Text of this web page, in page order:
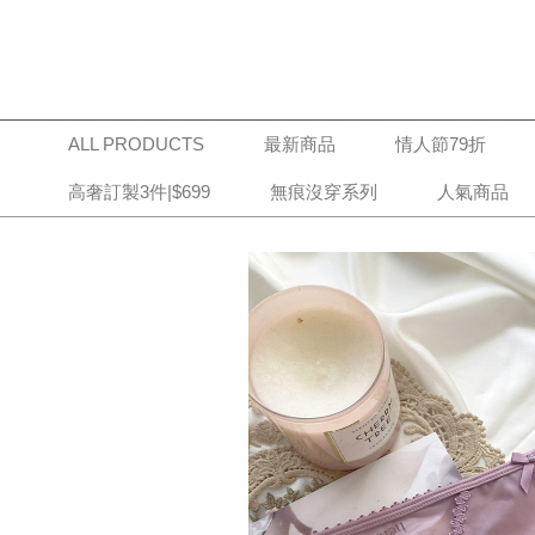
ALL PRODUCTS 最新商品 情人節79折
高奢訂製3件|$699 無痕沒穿系列 人氣商品